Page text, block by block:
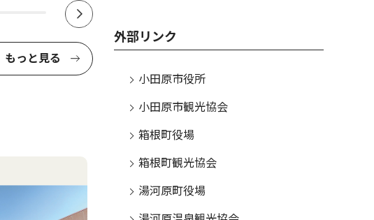
もっと見る
外部リンク
小田原市役所
小田原市観光協会
箱根町役場
箱根町観光協会
湯河原町役場